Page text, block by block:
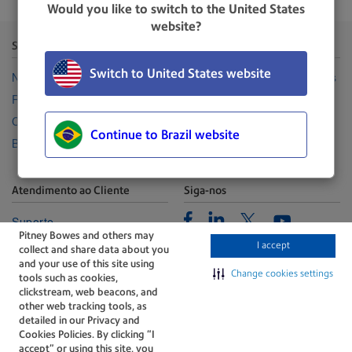
Pitney Bowes and others may
collect and share data about you
and your use of this site using
tools such as cookies,
clickstream, web beacons, and
other web tracking tools, as
detailed in our Privacy and
Cookies Policies. By clicking “I
accept” or using this site, you
I accept
Change cookies settings
Would you like to switch to the United States
website?
Switch to United States website
Continue to Brazil website
Sobre a Pitney Bowes
Nossa Empresa
Relações com investidores
Carreiras
Blog
Representantes Autorizadas
Seja uma revenda
Atendimento ao Cliente
Suporte
Portal de Gerenciamento
Fale conosco
Siga-nos
FacebookLinkedinTwitterYoutube